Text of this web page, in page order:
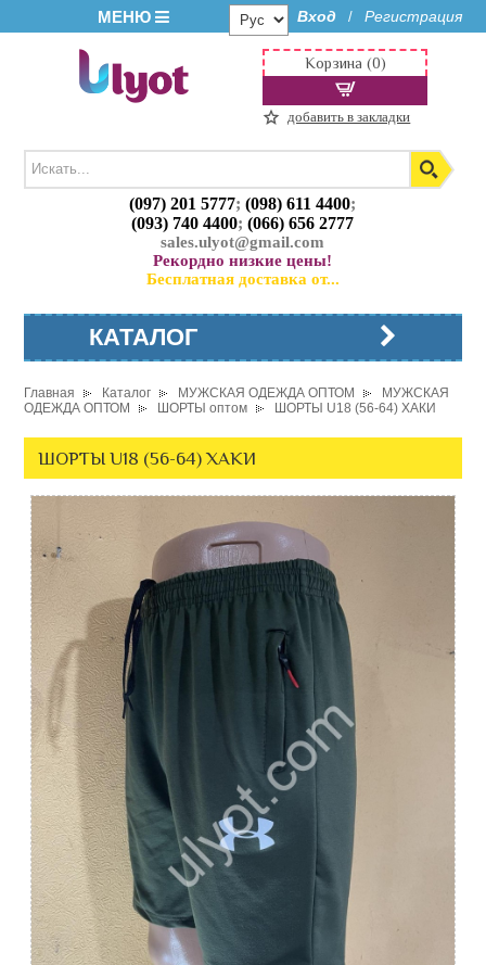
МЕНЮ Вход / Регистрация
(097) 201 5777;(098) 611 4400;
(093) 740 4400;(066) 656 2777
sales.ulyot@gmail.com
Рекордно низкие цены!
Бесплатная доставка от...
Корзина (0)
добавить в закладки
КАТАЛОГ
Главная Каталог МУЖСКАЯ ОДЕЖДА ОПТОМ
МУЖСКАЯ
ОДЕЖДА ОПТОМ
ШОРТЫ оптом ШОРТЫ U18 (56-64) ХАКИ
ШОРТЫ U18 (56-64) ХАКИ